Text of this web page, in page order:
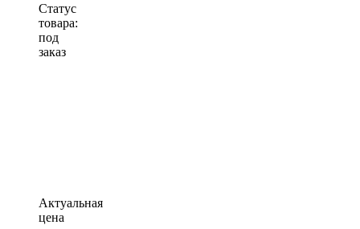
Статус
товара:
под
заказ
Актуальная
цена